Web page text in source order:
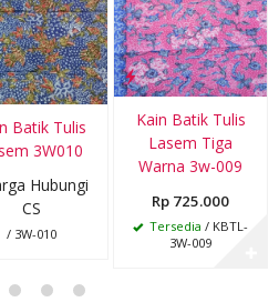
Batik Tulis
3W010
Hubungi
CS
/ 3W-010
Kain Batik Tulis
Lasem Tiga
Warna 3w-009
Rp 725.000
Tersedia / KBTL-
3W-009